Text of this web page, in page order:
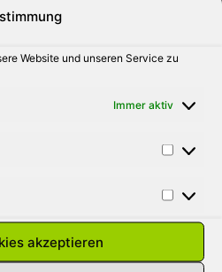
Website und unseren Service zu
Immer aktiv
akzeptieren